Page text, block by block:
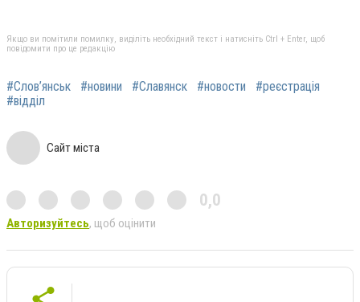
Якщо ви помітили помилку, виділіть необхідний текст і натисніть Ctrl + Enter, щоб
повідомити про це редакцію
#Слов’янськ #новини #Славянск #новости
#реєстрація
#відділ
Сайт міста
0,0
Авторизуйтесь, щоб оцінити